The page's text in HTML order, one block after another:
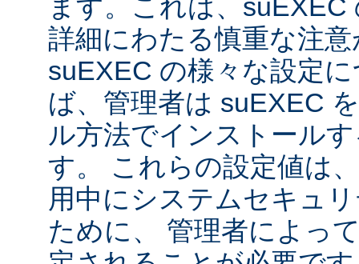
ます。これは、
詳細にわたる慎重な注
suEXEC の様々な設定
ば、管理者は suEXEC
ル方法でインストール
す。 これらの設定値は
用中にシステムセキュ
ために、 管理者によっ